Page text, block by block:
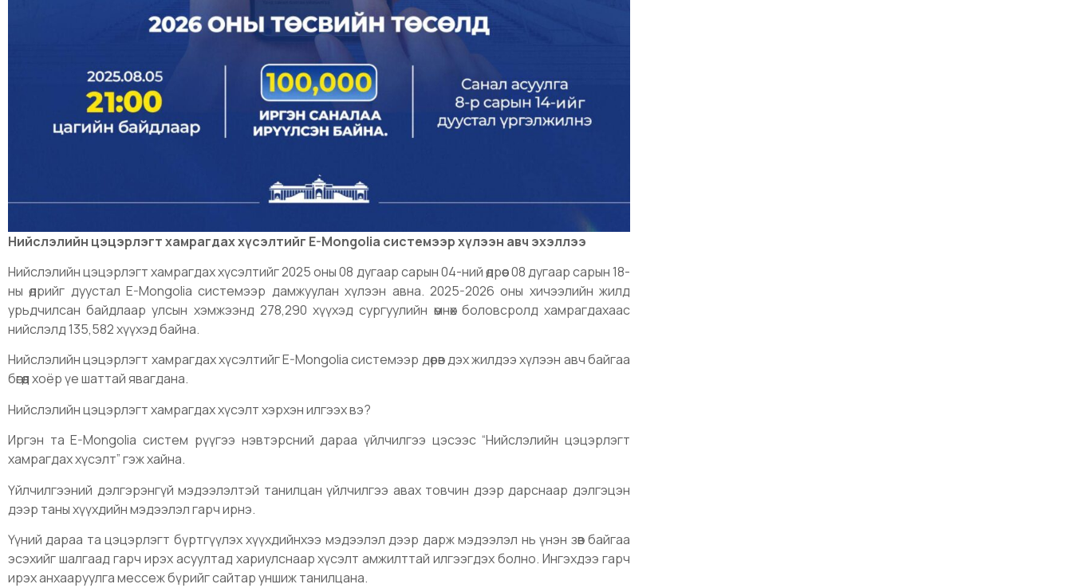
Нийслэлийн цэцэрлэгт хамрагдах хүсэлтийг E-Mongolia системээр хүлээн авч эхэллээ
Нийслэлийн цэцэрлэгт хамрагдах хүсэлтийг 2025 оны 08 дугаар сарын 04-ний өдрөөс 08 дугаар сарын 18-
ны өдрийг дуустал E-Mongolia системээр дамжуулан хүлээн авна. 2025-2026 оны хичээлийн жилд
урьдчилсан байдлаар улсын хэмжээнд 278,290 хүүхэд сургуулийн өмнөх боловсролд хамрагдахаас
нийслэлд 135,582 хүүхэд байна.
Нийслэлийн цэцэрлэгт хамрагдах хүсэлтийг E-Mongolia системээр дөрөв дэх жилдээ хүлээн авч байгаа
бөгөөд хоёр үе шаттай явагдана.
Нийслэлийн цэцэрлэгт хамрагдах хүсэлт хэрхэн илгээх вэ?
Иргэн та E-Mongolia систем рүүгээ нэвтэрсний дараа үйлчилгээ цэсээс “Нийслэлийн цэцэрлэгт
хамрагдах хүсэлт” гэж хайна.
Үйлчилгээний дэлгэрэнгүй мэдээлэлтэй танилцан үйлчилгээ авах товчин дээр дарснаар дэлгэцэн
дээр таны хүүхдийн мэдээлэл гарч ирнэ.
Үүний дараа та цэцэрлэгт бүртгүүлэх хүүхдийнхээ мэдээлэл дээр дарж мэдээлэл нь үнэн зөв байгаа
эсэхийг шалгаад гарч ирэх асуултад хариулснаар хүсэлт амжилттай илгээгдэх болно. Ингэхдээ гарч
ирэх анхааруулга мессеж бүрийг сайтар уншиж танилцана.